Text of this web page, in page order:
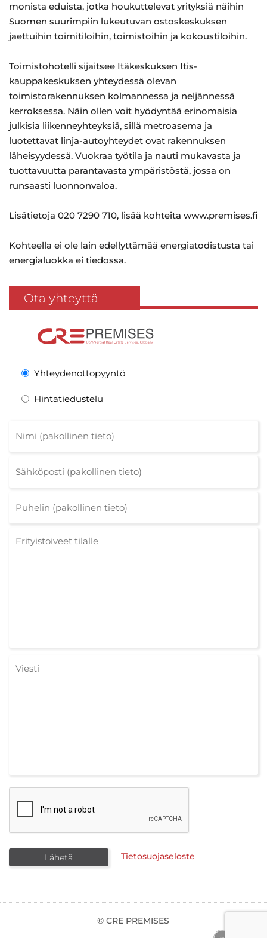
monista eduista, jotka houkuttelevat yrityksiä näihin
Suomen suurimpiin lukeutuvan ostoskeskuksen
jaettuihin toimitiloihin, toimistoihin ja kokoustiloihin.
Toimistohotelli sijaitsee Itäkeskuksen Itis-
kauppakeskuksen yhteydessä olevan
toimistorakennuksen kolmannessa ja neljännessä
kerroksessa. Näin ollen voit hyödyntää erinomaisia
julkisia liikenneyhteyksiä, sillä metroasema ja
luotettavat linja-autoyhteydet ovat rakennuksen
läheisyydessä. Vuokraa työtila ja nauti mukavasta ja
tuottavuutta parantavasta ympäristöstä, jossa on
runsaasti luonnonvaloa.
Lisätietoja 020 7290 710, lisää kohteita www.premises.fi
Kohteella ei ole lain edellyttämää energiatodistusta tai
energialuokka ei tiedossa.
Ota yhteyttä
Yhteydenottopyyntö
Hintatiedustelu
Tietosuojaseloste
© CRE PREMISES